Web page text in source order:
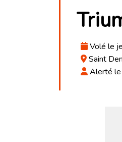
Volé le
Saint
Alerté